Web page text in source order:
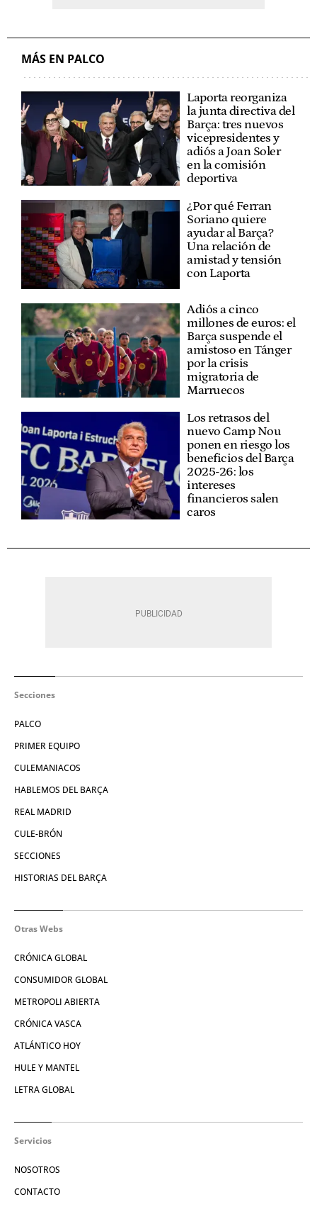
MÁS EN PALCO
Laporta reorganiza
la junta directiva del
Barça: tres nuevos
vicepresidentes y
adiós a Joan Soler
en la comisión
deportiva
¿Por qué Ferran
Soriano quiere
ayudar al Barça?
Una relación de
amistad y tensión
con Laporta
Adiós a cinco
millones de euros: el
Barça suspende el
amistoso en Tánger
por la crisis
migratoria de
Marruecos
Los retrasos del
nuevo Camp Nou
ponen en riesgo los
beneficios del Barça
2025-26: los
intereses
financieros salen
caros
Secciones
PALCO
PRIMER EQUIPO
CULEMANIACOS
HABLEMOS DEL BARÇA
REAL MADRID
CULE-BRÓN
SECCIONES
HISTORIAS DEL BARÇA
Otras Webs
CRÓNICA GLOBAL
CONSUMIDOR GLOBAL
METROPOLI ABIERTA
CRÓNICA VASCA
ATLÁNTICO HOY
HULE Y MANTEL
LETRA GLOBAL
Servicios
NOSOTROS
CONTACTO